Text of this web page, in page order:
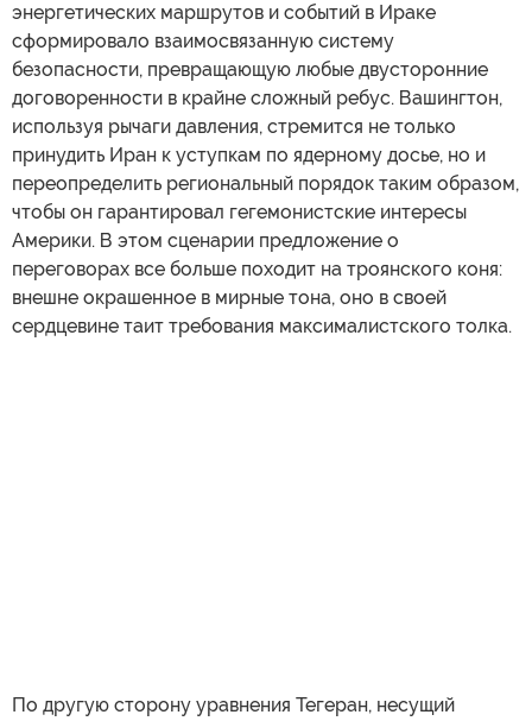
энергетических маршрутов и событий в Ираке
сформировало взаимосвязанную систему
безопасности, превращающую любые двусторонние
договоренности в крайне сложный ребус. Вашингтон,
используя рычаги давления, стремится не только
принудить Иран к уступкам по ядерному досье, но и
переопределить региональный порядок таким образом,
чтобы он гарантировал гегемонистские интересы
Америки. В этом сценарии предложение о
переговорах все больше походит на троянского коня:
внешне окрашенное в мирные тона, оно в своей
сердцевине таит требования максималистского толка.
По другую сторону уравнения Тегеран, несущий